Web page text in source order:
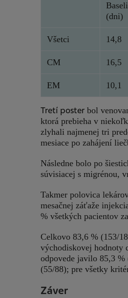
(dni)
Všetci 14,8
CM 16,5
EM 10,1
Tretí poster bol
ktorá prebieha v
zlyhali najmenej tri
mesiace po zahájení
Následne bolo po
súvisiacej s migrénou,
Takmer polovica
mesačnej záťaže
% všetkých pacientov
Celkovo 83,6 % (153/
východiskovej hodnoty
odpovede javilo 85,3
(55/88); pre všetky
Záver